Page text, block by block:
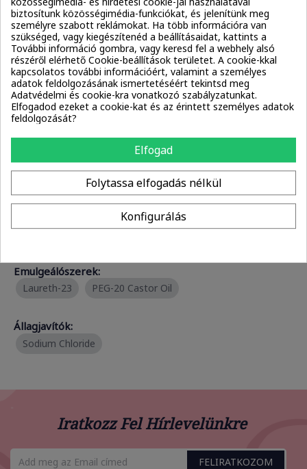
Citric Acid Sodium Hydroxide
Habképző anyagok:
Cocamidopropyl Betaine Sodium Laureth Sulfate
Tisztítószerek:
TEA-Dodecylbenzenesulfonate
Disodium EDTA Sodium Chloride
Emulgeálószerek:
Laureth-23 PEG-20 Castor Oil
Állagjavítók:
Sodium Chloride
Iratkozz Fel Hírlevelünkre
FELIRATKOZOM
biztosítunk közösségimédia-funkciókat, és jelenítünk meg
személyre szabott reklámokat. Ha több információra van
szükséged, vagy kiegészítenéd a beállításaidat, kattints a
További információ gombra, vagy keresd fel a webhely alsó
részéről elérhető Cookie-beállítások területet. A cookie-kkal
kapcsolatos további információért, valamint a személyes
adatok feldolgozásának ismertetéséért tekintsd meg
Adatvédelmi és cookie-kra vonatkozó szabályzatunkat.
Elfogadod ezeket a cookie-kat és az érintett személyes adatok
feldolgozását?
Elfogad
Folytassa elfogadás nélkül
Konfigurálás